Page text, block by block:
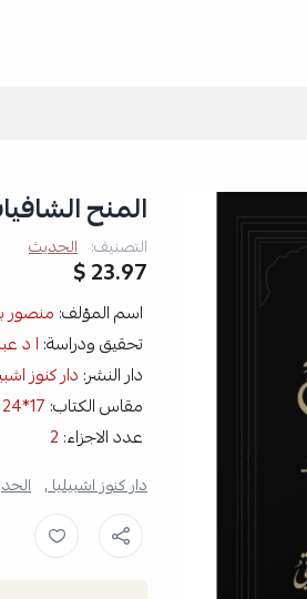
المنح
التصنيف: الحديث
23.97 $
اسم المؤلف: منصور
تحقيق ودراسة: ا د
دار النشر: دار كنوز
مقاس الكتاب: 17*24
عدد الاجزاء: 2
دار كنوز اشبيليا ,